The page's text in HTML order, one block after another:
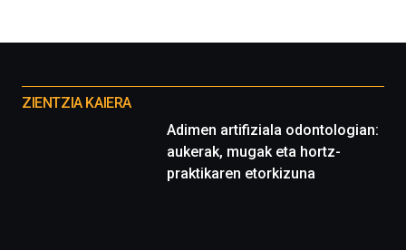
proyectos
ZIENTZIA KAIERA
Adimen artifiziala odontologian:
aukerak, mugak eta hortz-
praktikaren etorkizuna